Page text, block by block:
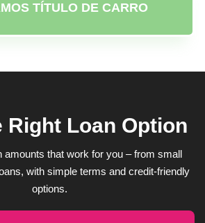
TÍTULO DE CARRO
Right Loan Option
amounts that work for you – from small
with simple terms and credit-friendly
options.